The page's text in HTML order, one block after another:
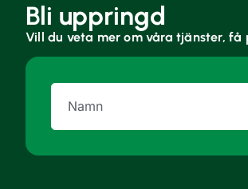
Bli uppringd
Vill du veta mer om våra tjänster,